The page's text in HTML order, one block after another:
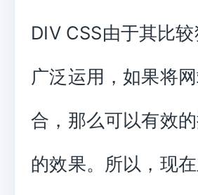
DIV CSS由于其比
广泛运用，如果将
合，那么可以有效
的效果。所以，现